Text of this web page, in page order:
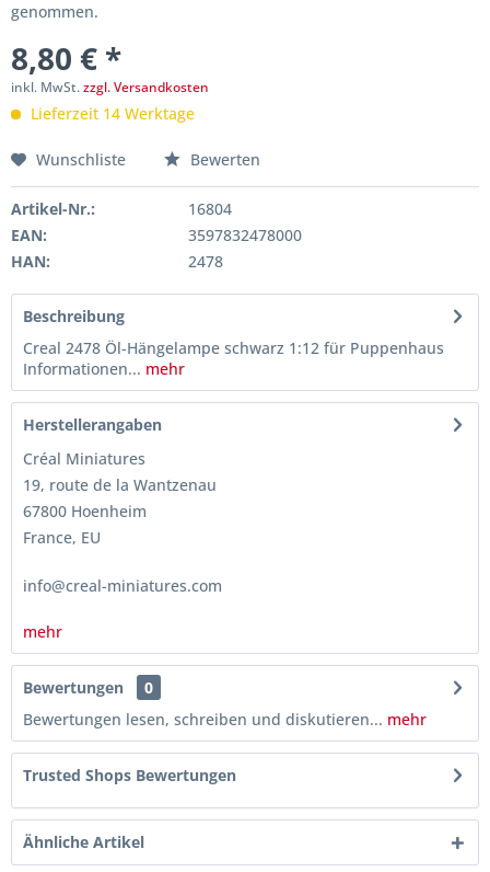
genommen.
8,80 € *
inkl. MwSt.zzgl. Versandkosten
Lieferzeit 14 Werktage
Wunschliste Bewerten
Artikel-Nr.:
16804
EAN:
3597832478000
HAN:
2478
Beschreibung
Creal 2478 Öl-Hängelampe schwarz 1:12 für Puppenhaus
Informationen... mehr
Herstellerangaben
Créal Miniatures
19, route de la Wantzenau
67800 Hoenheim
France, EU
info@creal-miniatures.com
mehr
Bewertungen
0
Bewertungen lesen, schreiben und diskutieren... mehr
Trusted Shops Bewertungen
Ähnliche Artikel